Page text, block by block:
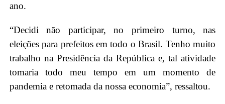
ano.
“Decidi não participar, no primeiro turno, nas
eleições para prefeitos em todo o Brasil. Tenho muito
trabalho na Presidência da República e, tal atividade
tomaria todo meu tempo em um momento de
pandemia e retomada da nossa economia”, ressaltou.